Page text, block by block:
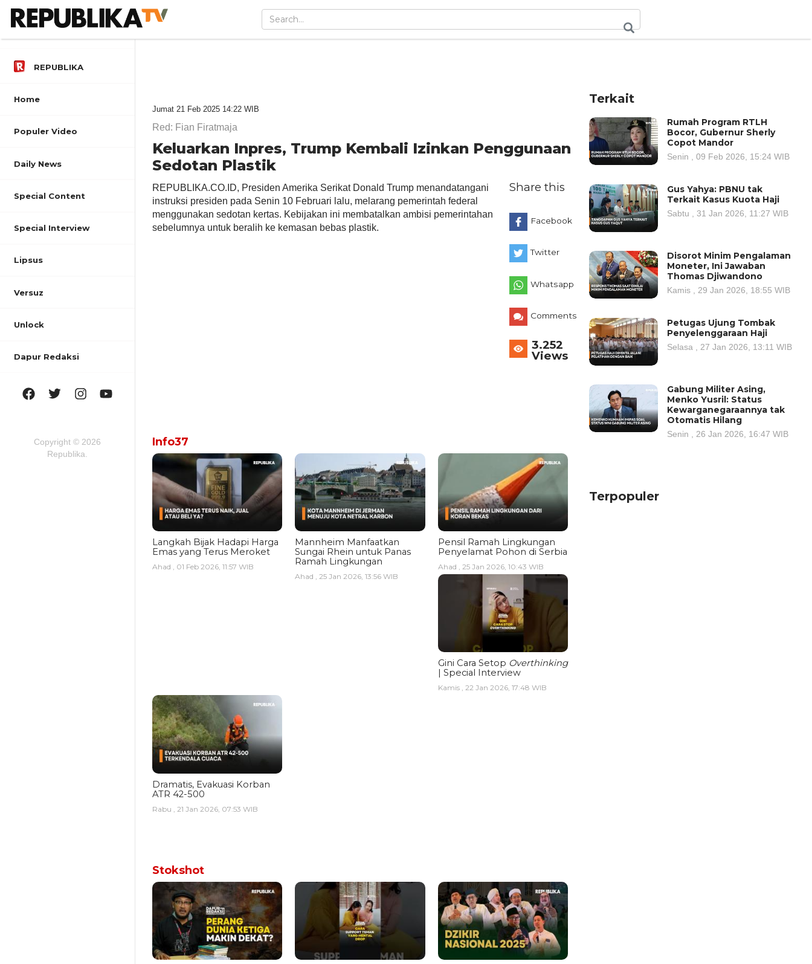
REPUBLIKA
Home
Populer Video
Daily News
Special Content
Special Interview
Lipsus
Versuz
Unlock
Dapur Redaksi
Copyright © 2026
Republika.
Jumat 21 Feb 2025 14:22 WIB
Red: Fian Firatmaja
Keluarkan Inpres, Trump Kembali Izinkan Penggunaan
Sedotan Plastik
REPUBLIKA.CO.ID, Presiden Amerika Serikat Donald Trump menandatangani
instruksi presiden pada Senin 10 Februari lalu, melarang pemerintah federal
menggunakan sedotan kertas. Kebijakan ini membatalkan ambisi pemerintahan
sebelumnya untuk beralih ke kemasan bebas plastik.
Share this
Facebook
Twitter
Whatsapp
Comments
3.252
Views
Info37
Langkah Bijak Hadapi Harga
Emas yang Terus Meroket
Ahad , 01 Feb 2026, 11:57 WIB
Mannheim Manfaatkan
Sungai Rhein untuk Panas
Ramah Lingkungan
Ahad , 25 Jan 2026, 13:56 WIB
Pensil Ramah Lingkungan
Penyelamat Pohon di Serbia
Ahad , 25 Jan 2026, 10:43 WIB
Gini Cara Setop Overthinking
| Special Interview
Kamis , 22 Jan 2026, 17:48 WIB
Dramatis, Evakuasi Korban
ATR 42-500
Rabu , 21 Jan 2026, 07:53 WIB
Stokshot
Terkait
Rumah Program RTLH
Bocor, Gubernur Sherly
Copot Mandor
Senin , 09 Feb 2026, 15:24 WIB
Gus Yahya: PBNU tak
Terkait Kasus Kuota Haji
Sabtu , 31 Jan 2026, 11:27 WIB
Disorot Minim Pengalaman
Moneter, Ini Jawaban
Thomas Djiwandono
Kamis , 29 Jan 2026, 18:55 WIB
Petugas Ujung Tombak
Penyelenggaraan Haji
Selasa , 27 Jan 2026, 13:11 WIB
Gabung Militer Asing,
Menko Yusril: Status
Kewarganegaraannya tak
Otomatis Hilang
Senin , 26 Jan 2026, 16:47 WIB
Terpopuler